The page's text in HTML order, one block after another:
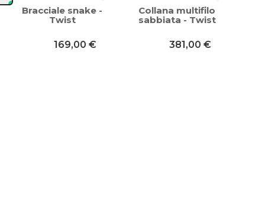
Bracciale snake -
Twist
169,00 €
Collana multifilo
sabbiata - Twist
381,00 €